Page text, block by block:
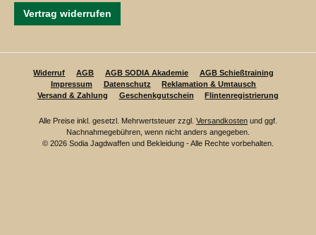
Vertrag widerrufen
Widerruf AGB AGB SODIA Akademie
AGB Schießtraining
Impressum
Datenschutz
Reklamation & Umtausch
Versand & Zahlung
Geschenkgutschein Flintenregistrierung
Alle Preise inkl. gesetzl. Mehrwertsteuer zzgl. Versandkosten und ggf.
Nachnahmegebühren, wenn nicht anders angegeben.
© 2026 Sodia Jagdwaffen und Bekleidung - Alle Rechte vorbehalten.